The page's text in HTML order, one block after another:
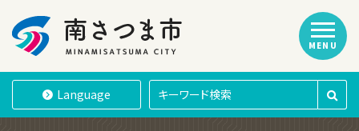
南さつま市
Language
MENU